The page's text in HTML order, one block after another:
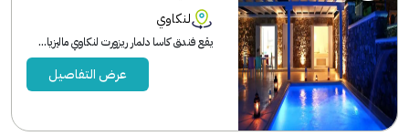
لنكاوي
يقع فندق كاسا دلمار ريزورت لنكاوي ماليزيا...
عرض التفاصيل